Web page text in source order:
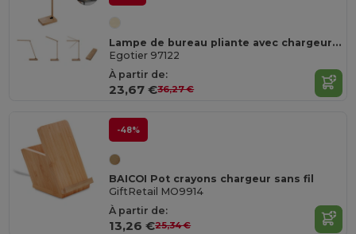
Lampe de bureau pliante avec chargeur sans fil ultrarapide de 15 W en bambou
Egotier 97122
À partir de:
23,67 €36,27 €
-48%
BAICOI Pot crayons chargeur sans fil
GiftRetail MO9914
À partir de:
13,26 €25,34 €